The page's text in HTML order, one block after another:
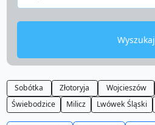
Wyszukaj
Sobótka Złotoryja Wojcieszów
Świebodzice
Milicz Lwówek Śląski